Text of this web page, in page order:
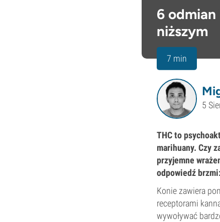
6 odmian
niższym
7 min
5
THC to
marihuany. Czy
przyjemne
odpowiedź
Konie zawiera
receptorami
wywoływać